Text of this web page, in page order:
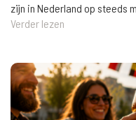
zijn in Nederland op steeds
Verder lezen